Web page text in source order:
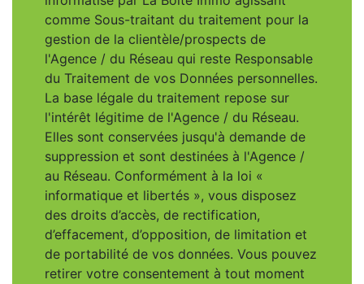
comme Sous-traitant du traitement pour la
gestion de la clientèle/prospects de
l'Agence / du Réseau qui reste Responsable
du Traitement de vos Données personnelles.
La base légale du traitement repose sur
l'intérêt légitime de l'Agence / du Réseau.
Elles sont conservées jusqu'à demande de
suppression et sont destinées à l'Agence /
au Réseau. Conformément à la loi «
informatique et libertés », vous disposez
des droits d’accès, de rectification,
d’effacement, d’opposition, de limitation et
de portabilité de vos données. Vous pouvez
retirer votre consentement à tout moment